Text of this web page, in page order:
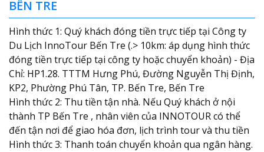
BẾN TRE
Hình thức 1: Quý khách đóng tiền trực tiếp tại Công ty
Du Lịch InnoTour Bến Tre (.> 10km: áp dụng hình thức
đóng tiền trực tiếp tại công ty hoặc chuyển khoản) - Địa
Chỉ: HP1.28. TTTM Hưng Phú, Đường Nguyễn Thị Định,
KP2, Phường Phú Tân, TP. Bến Tre, Bến Tre
Hình thức 2: Thu tiền tận nhà. Nếu Quý khách ở nội
thành TP Bến Tre , nhân viên của INNOTOUR có thể
đến tận nơi để giao hóa đơn, lịch trình tour và thu tiền
Hình thức 3: Thanh toán chuyển khoản qua ngân hàng.